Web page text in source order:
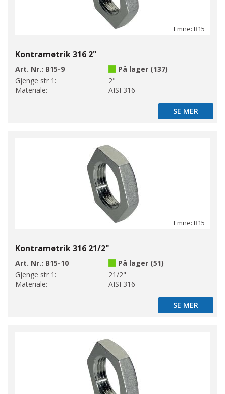
Emne: B15
Kontramøtrik 316 2"
Art. Nr.: B15-9
På lager (137)
Gjenge str 1:
2"
Materiale:
AISI 316
SE MER
SE MER
Emne: B15
Kontramøtrik 316 21/2"
Art. Nr.: B15-10
På lager (51)
Gjenge str 1:
21/2"
Materiale:
AISI 316
SE MER
SE MER